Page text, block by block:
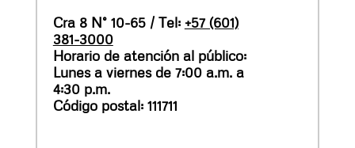
Cra 8 N° 10-65 / Tel: +57 (601)
381-3000
Horario de atención al público:
Lunes a viernes de 7:00 a.m. a
4:30 p.m.
Código postal: 111711